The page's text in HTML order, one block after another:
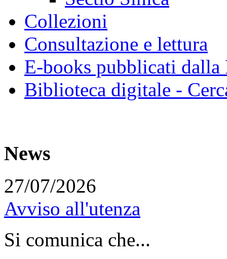
Collezioni
Consultazione e lettura
E-books pubblicati dalla
Biblioteca digitale -
News
27/07/2026
Avviso all'utenza
Si comunica che...